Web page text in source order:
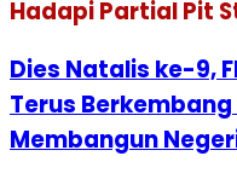
Hadapi Partial Pit
Dies Natalis ke-9,
Terus
Membangun